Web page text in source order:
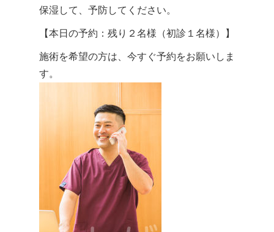
保湿して、予防してください。
【本日の予約：残り２名様（初診１名様）】
施術を希望の方は、今すぐ予約をお願いしま
す。